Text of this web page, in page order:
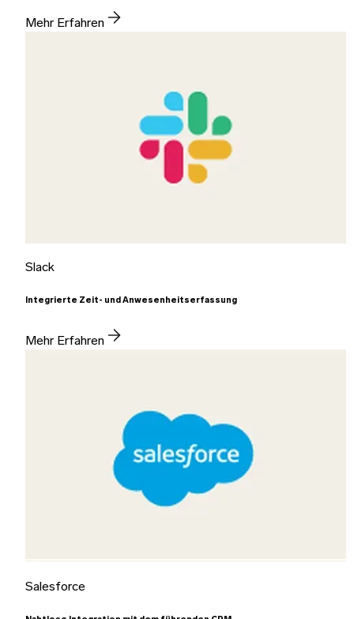
Mehr Erfahren
Slack
Integrierte Zeit- und Anwesenheitserfassung
Mehr Erfahren
Salesforce